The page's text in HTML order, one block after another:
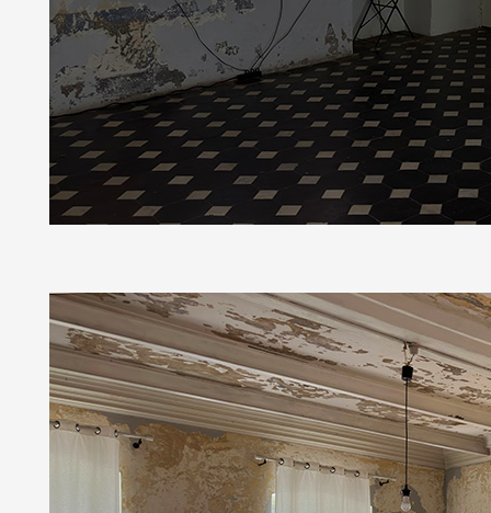
Visites d'ateliers
Production vidéo
Formation
Événements
1% œuvres
Réseau